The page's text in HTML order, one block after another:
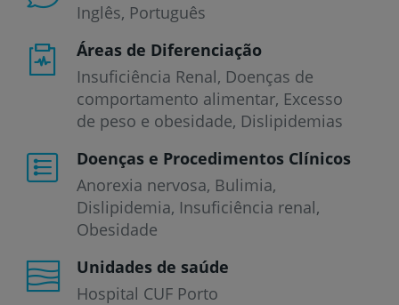
Inglês Português
Áreas de Diferenciação
Insuficiência Renal, Doenças de
comportamento alimentar, Excesso
de peso e obesidade, Dislipidemias
Doenças e Procedimentos Clínicos
Anorexia nervosa Bulimia
Dislipidemia Insuficiência renal
Obesidade
Unidades de saúde
Hospital CUF Porto